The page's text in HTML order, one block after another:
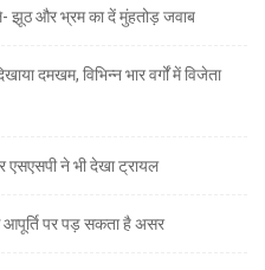
झूठ और भ्रम का दें मुंहतोड़ जवाब
दमखम, विभिन्न भार वर्गों में विजेता
एसएसपी ने भी देखा ट्रायल
पर पड़ सकता है असर